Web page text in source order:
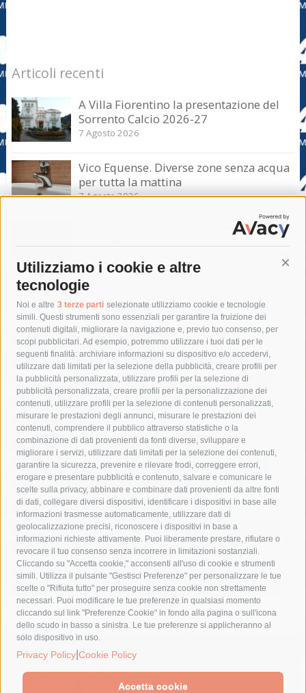
Utilizziamo i cookie e altre
tecnologie
Noi e altre 3 terze parti selezionate utilizziamo cookie e tecnologie
simili. Questi strumenti sono essenziali per garantire la fruizione dei
contenuti digitali, migliorare la navigazione e, previo tuo consenso, per
scopi pubblicitari. Ad esempio, potremmo utilizzare i tuoi dati per le
seguenti finalità: archiviare informazioni su dispositivo e/o accedervi,
utilizzare dati limitati per la selezione della pubblicità, creare profili per
la pubblicità personalizzata, utilizzare profili per la selezione di
pubblicità personalizzata, creare profili per la personalizzazione dei
contenuti, utilizzare profili per la selezione di contenuti personalizzati,
misurare le prestazioni degli annunci, misurare le prestazioni dei
contenuti, comprendere il pubblico attraverso statistiche o la
combinazione di dati provenienti da fonti diverse, sviluppare e
migliorare i servizi, utilizzare dati limitati per la selezione dei contenuti,
garantire la sicurezza, prevenire e rilevare frodi, correggere errori,
erogare e presentare pubblicità e contenuto, salvare e comunicare le
scelte sulla privacy, abbinare e combinare dati provenienti da altre fonti
di dati, collegare diversi dispositivi, identificare i dispositivi in base alle
informazioni trasmesse automaticamente, utilizzare dati di
geolocalizzazione precisi, riconoscere i dispositivi in base a
informazioni richieste attivamente. Puoi liberamente prestare, rifiutare o
revocare il tuo consenso senza incorrere in limitazioni sostanziali.
Cliccando su "Accetta cookie," acconsenti all'uso di cookie e strumenti
simili. Utilizza il pulsante "Gestisci Preferenze" per personalizzare le tue
scelte o "Rifiuta tutto" per proseguire senza cookie non strettamente
necessari. Puoi modificare le tue preferenze in qualsiasi momento
cliccando sul link "Preferenze Cookie" in fondo alla pagina o sull'icona
dello scudo in basso a sinistra. Le tue preferenze si applicheranno al
solo dispositivo in uso.
Privacy Policy Cookie Policy
Accetta cookie
Articoli recenti
A Villa Fiorentino la presentazione del
Sorrento Calcio 2026-27
7 Agosto 2026
Vico Equense. Diverse zone senza acqua
per tutta la mattina
7 Agosto 2026
Traffico da bollino nero, statale
Sorrentina sorvegliata speciale
Tag
acqua allerta meteo
anas
area marina protetta di punta campanella
arresto
Asl Napoli 3 sud
capitaneria di porto capri
carabinieri
castellammare di stabia
circumvesuviana
comune di sorrento
concerto
contagi
costiera amalfitana
covid-19 eav
elezioni
fondazione sorrento
gori guardia costiera
incidente
lavori
lorenzo balducelli mare
massa lubrense
massimo coppola
Meta napoli
ordinanza
penisola sorrentina
piano di sorrento
polizia municipale
protezione civile
Regione Campania
sant'agnello
sindaco cuomo
sorrento studenti temporali
treni
turismo
Vico Equense villa fiorentino vincenzo de luca
© 2015 SorrentoPress. All rights reserved.
Il giornale online della Penisola Sorrentina
Cookie Policy